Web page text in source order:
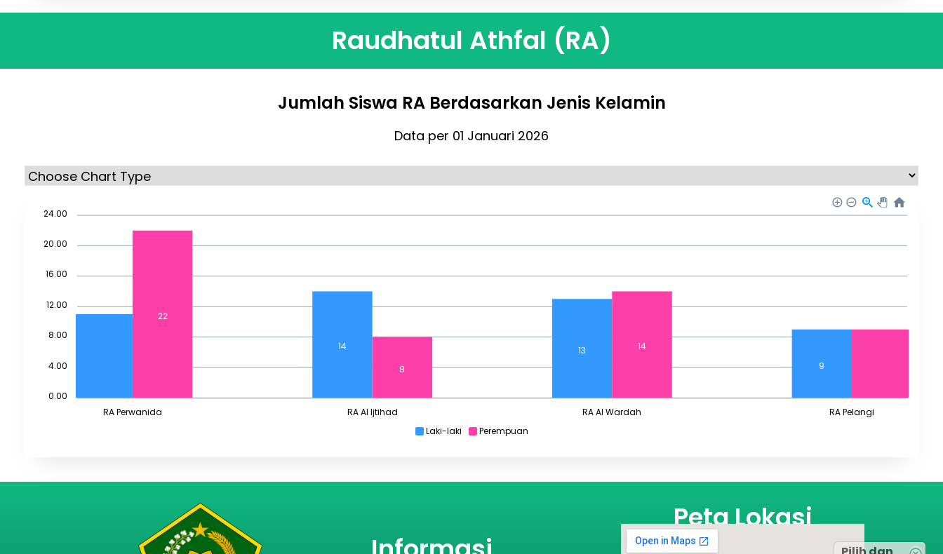
Raudhatul Athfal (RA)
Jumlah Siswa RA Berdasarkan Jenis Kelamin
Data per 01 Januari 2026
Laki-laki Perempuan
24.00
20.00
16.00
12.00
8.00
4.00
0.00
14
13
9
22
8
14
RA Perwanida RA Al Ijtihad RA Al Wardah RA Pelangi
Peta Lokasi